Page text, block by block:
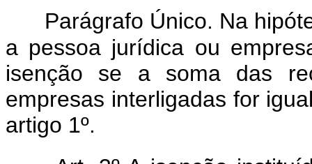
Parágrafo Único. Na
a pessoa jurídica ou
isenção se a soma das
empresas interligadas for
artigo 1º.